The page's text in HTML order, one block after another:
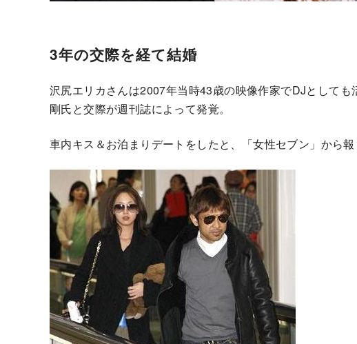
3年の交際を経て結婚
沢尻エリカさんは2007年当時43歳の映像作家でDJとして
剛氏と交際が週刊誌によって発覚。
車内キス＆お泊まりデートをしたと、「女性セブン」から報